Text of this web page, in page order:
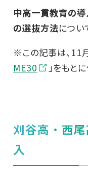
中高一貫教育の
の選抜方法につい
※この記事は、11
ME30
」をもと
刈谷高・西
入